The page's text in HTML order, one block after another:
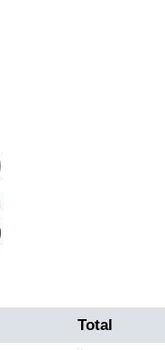
Total